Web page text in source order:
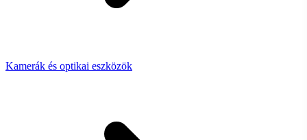
Kamerák és optikai eszközök